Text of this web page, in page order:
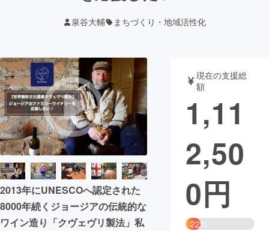
ジェクト
テクノロジー・ガジェット
映像・映画
ビジネス・起業 チャレンジ
まちづくり・地域活性化
CAMPFIRE for Social Good
CAMPFIRE Creation
泉谷大輔 まちづくり・地域活性化
2013年にUNESCOへ認定された
8000年続くジョージアの伝統的な
ワイン造り「クヴェヴリ製法」私
現在の支援総
額
1,11
2,50
0円
22%